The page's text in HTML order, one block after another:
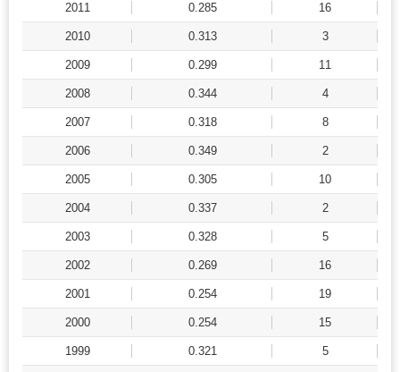
2011 0.285 16
2010 0.313 3
2009 0.299 11
2008 0.344 4
2007 0.318 8
2006 0.349 2
2005 0.305 10
2004 0.337 2
2003 0.328 5
2002 0.269 16
2001 0.254 19
2000 0.254 15
1999 0.321 5